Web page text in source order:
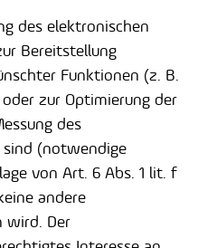
des elektronischen
Bereitstellung
Funktionen (z. B.
zur Optimierung der
des
(notwendige
von Art. 6 Abs. 1 lit. f
andere
wird. Der